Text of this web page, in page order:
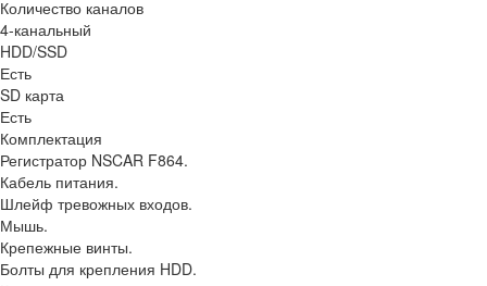
Количество каналов
4-канальный
HDD/SSD
Есть
SD карта
Есть
Комплектация
Регистратор NSCAR F864.
Кабель питания.
Шлейф тревожных входов.
Мышь.
Крепежные винты.
Болты для крепления HDD.